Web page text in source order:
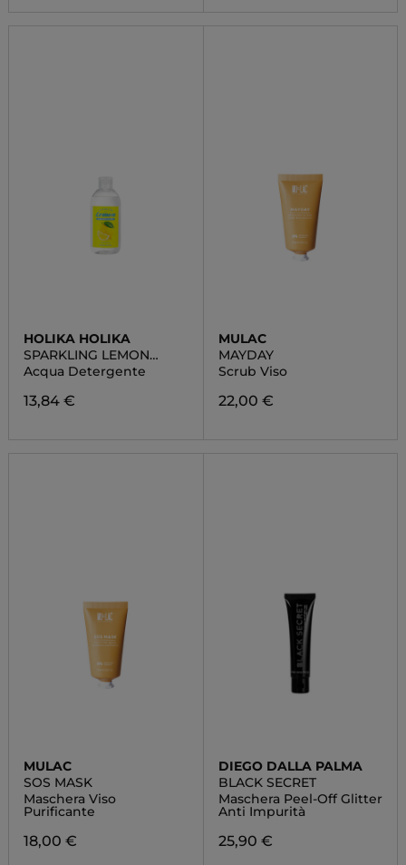
HOLIKA HOLIKA
SPARKLING LEMON
CLEANSING WATER
Acqua Detergente
13,84 €
MULAC
MAYDAY
Scrub Viso
22,00 €
MULAC
SOS MASK
Maschera Viso
Purificante
18,00 €
DIEGO DALLA PALMA
BLACK SECRET
Maschera Peel-Off Glitter
Anti Impurità
25,90 €